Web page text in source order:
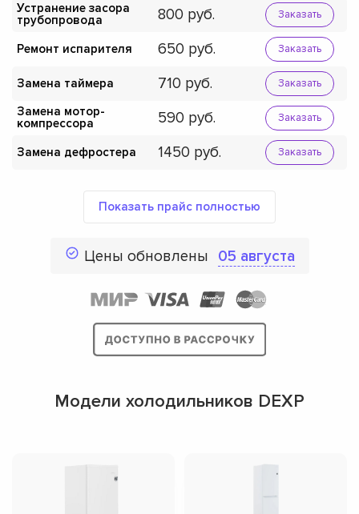
Устранение засора
трубопровода
800 Заказать
Ремонт испарителя 650 Заказать
Замена таймера 710 Заказать
Замена мотор-
компрессора
590 Заказать
Замена дефростера 1450 Заказать
Показать прайс полностью
Цены обновлены 05 августа
Модели холодильников DEXP